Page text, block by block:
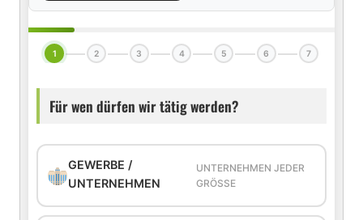
1 2 3 4 5 6 7
Für wen dürfen wir tätig werden?
GEWERBE /
UNTERNEHMEN
UNTERNEHMEN JEDER
GRÖSSE